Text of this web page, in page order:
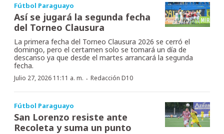
Fútbol Paraguayo
Así se jugará la segunda fecha
del Torneo Clausura
La primera fecha del Torneo Clausura 2026 se cerró el
domingo, pero el certamen solo se tomará un día de
descanso ya que desde el martes arrancará la segunda
fecha.
Julio 27, 2026 11:11 a. m. · Redacción D10
Fútbol Paraguayo
San Lorenzo resiste ante
Recoleta y suma un punto